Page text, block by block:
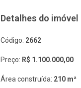
Detalhes do imóvel
Código: 2662
Preço: R$ 1.100.000,00
Área construída: 210 m²